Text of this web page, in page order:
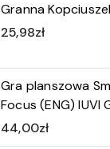
Granna
25,98zł
Gra planszowa
Focus (ENG) IUVI
44,00zł